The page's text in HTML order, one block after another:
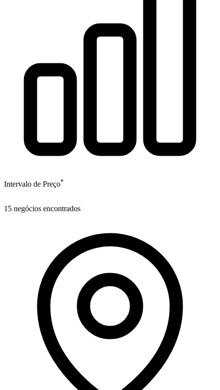
Intervalo de Preço*
15 negócios encontrados